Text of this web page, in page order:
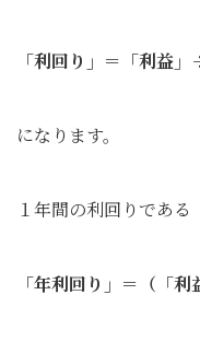
「利回り」＝「利益
になります。
１年間の利回りである
「年利回り」＝（「